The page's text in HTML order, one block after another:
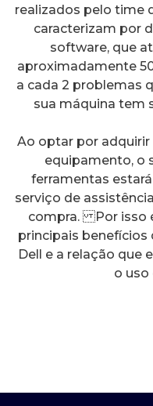
realizados pelo time
caracterizam por
software, que
aproximadamente
a cada 2 problemas
sua máquina tem
Ao optar por
equipamento, o
ferramentas
serviço de
compra. Por isso
principais benefícios
Dell e a relação que
o uso